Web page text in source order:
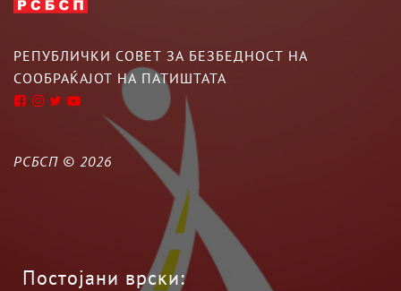
РЕПУБЛИЧКИ СОВЕТ ЗА БЕЗБЕДНОСТ НА
СООБРАЌАЈОТ НА ПАТИШТАТА
РСБСП © 2026
Постојани врски: